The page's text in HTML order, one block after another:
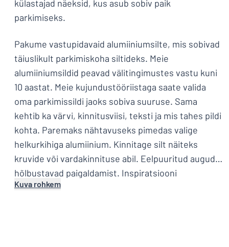
külastajad näeksid, kus asub sobiv paik
parkimiseks.
Pakume vastupidavaid alumiiniumsilte, mis sobivad
täiuslikult parkimiskoha siltideks. Meie
alumiiniumsildid peavad välitingimustes vastu kuni
10 aastat. Meie kujundustööriistaga saate valida
oma parkimissildi jaoks sobiva suuruse. Sama
kehtib ka värvi, kinnitusviisi, teksti ja mis tahes pildi
kohta. Paremaks nähtavuseks pimedas valige
helkurkihiga alumiinium. Kinnitage silt näiteks
kruvide või vardakinnituse abil. Eelpuuritud augud
hõlbustavad paigaldamist. Inspiratsiooni
parkimissiltideks vaadake meie näidistest.
Kuva rohkem